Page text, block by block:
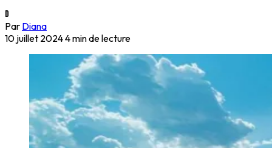
D
Par Diana
10 juillet 20244 min de lecture